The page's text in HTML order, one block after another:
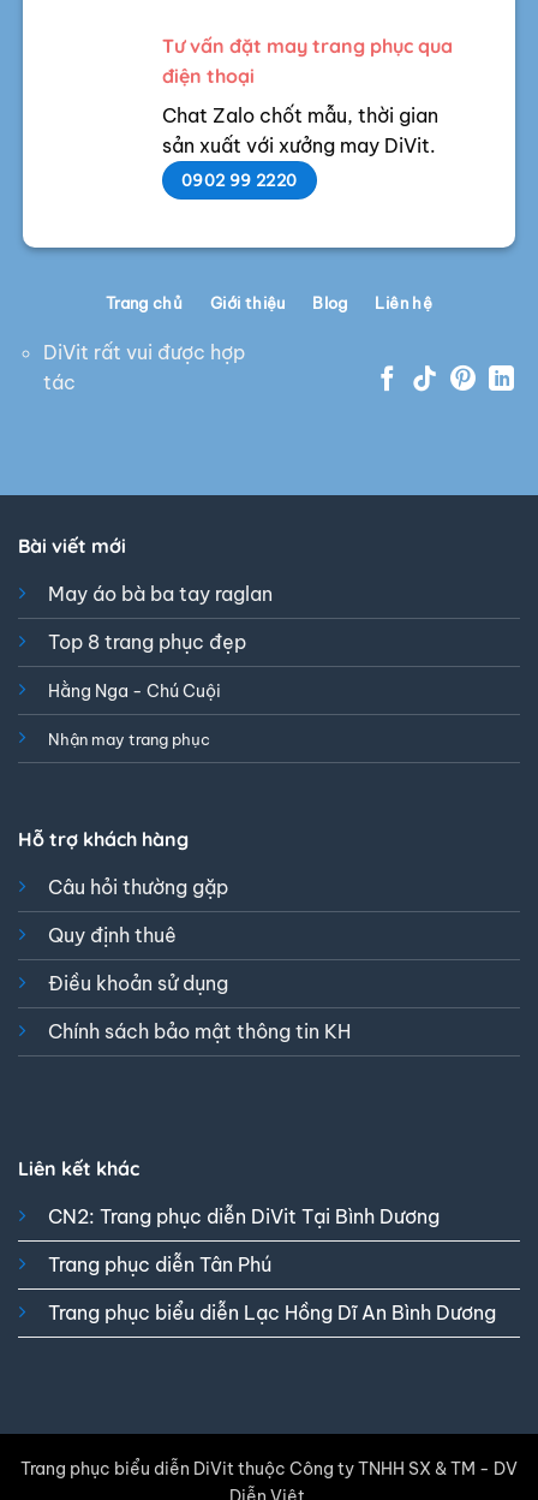
Tư vấn đặt may trang phục qua
điện thoại
Chat Zalo chốt mẫu, thời gian
sản xuất với xưởng may DiVit.
0902 99 2220
DiVit rất vui được hợp
tác
Trang chủ Giới thiệu Blog Liên hệ
Bài viết mới
May áo bà ba tay raglan
Top 8 trang phục đẹp
Hằng Nga - Chú Cuội
Nhận may trang phục
Hỗ trợ khách hàng
Câu hỏi thường gặp
Quy định thuê
Điều khoản sử dụng
Chính sách bảo mật thông tin KH
Liên kết khác
CN2: Trang phục diễn DiVit Tại Bình Dương
Trang phục diễn Tân Phú
Trang phục biểu diễn Lạc Hồng Dĩ An Bình Dương
Trang phục biểu diễn DiVit thuộc Công ty TNHH SX & TM - DV